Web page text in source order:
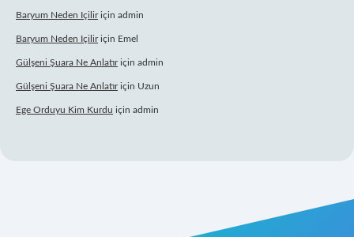
Baryum Neden Içiliriçin admin
Baryum Neden Içiliriçin Emel
Gülşeni Şuara Ne Anlatıriçin admin
Gülşeni Şuara Ne Anlatıriçin Uzun
Ege Orduyu Kim Kurdu için admin